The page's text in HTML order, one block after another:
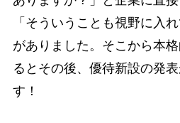
「そういうことも視野に入
がありました。そこから本
るとその後、優待新設の発
す！